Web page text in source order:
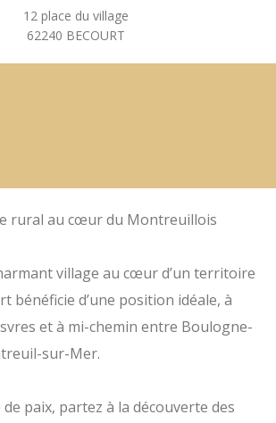
12 place du village
62240 BECOURT
rural au cœur du Montreuillois
village au cœur d’un territoire
bénéficie d’une position idéale, à
et à mi-chemin entre Boulogne-
sur-Mer.
paix, partez à la découverte des